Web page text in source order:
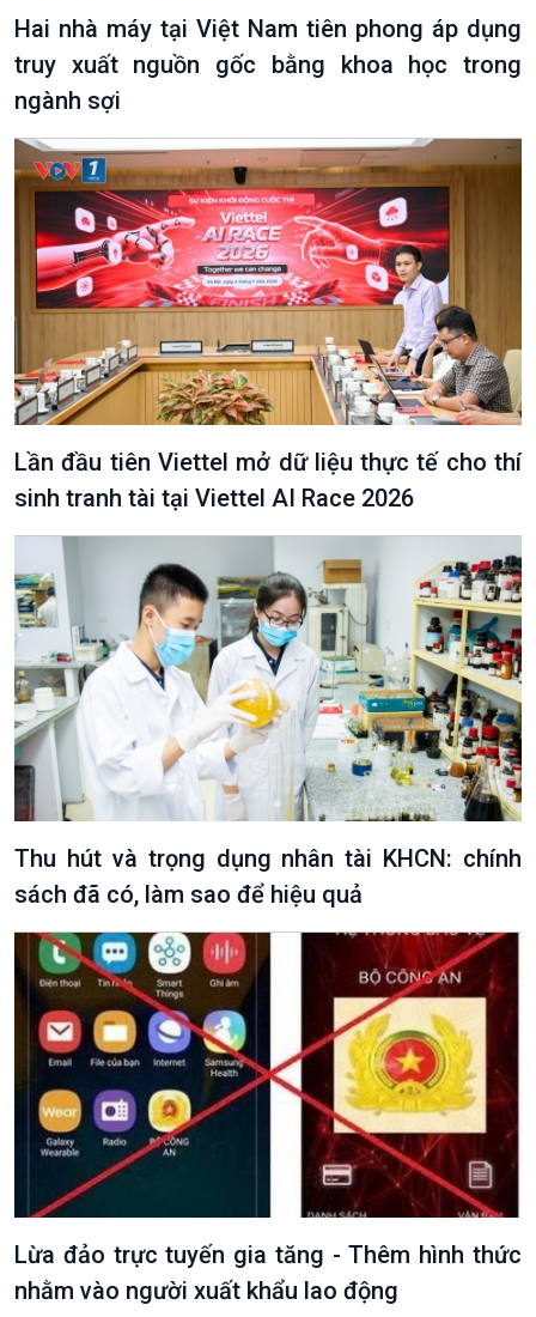
Podcast
Góc nhìn VOV1
Bình luận
10 phút Sự kiện - Luận bàn
Câu chuyện thời sự
Dòng chảy sự kiện
Đối thoại
Diễn đàn chủ nhật
Chuyện đêm
Hai nhà máy tại Việt Nam tiên phong áp dụng
truy xuất nguồn gốc bằng khoa học trong
ngành sợi
Lần đầu tiên Viettel mở dữ liệu thực tế cho thí
sinh tranh tài tại Viettel AI Race 2026
Thu hút và trọng dụng nhân tài KHCN: chính
sách đã có, làm sao để hiệu quả
Lừa đảo trực tuyến gia tăng - Thêm hình thức
nhằm vào người xuất khẩu lao động